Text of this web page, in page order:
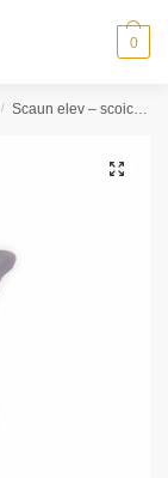
0
/ Scaun elev – scoica color gri
🔍